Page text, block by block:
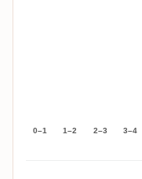
0–1 1–2 2–3 3–4